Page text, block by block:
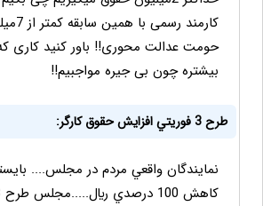
حومت عدالت محوری!! باور کنید کاری
بیشتره چون بی جیره مواجبیم!!
طرح 3 فوريتي افزايش حقوق کارگر:
نمايندگان واقعي مردم در مجلس....